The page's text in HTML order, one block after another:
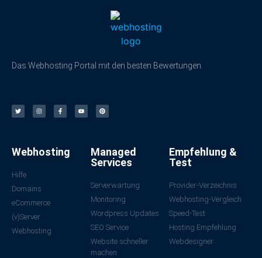
Das Webhosting Portal mit den besten Bewertungen.
Webhosting
Hilfe
Domains
eCommerce
(v)Server
Webhosting
Managed
Services
Serverwartung
Monitoring
Wordpress Updates
SEO Service
Website schneller
machen
Empfehlung &
Test
Provider-Verzeichnis
Webhosting-Vergleich
Speed-Test
Hosting Empfehlung
Webdesigner